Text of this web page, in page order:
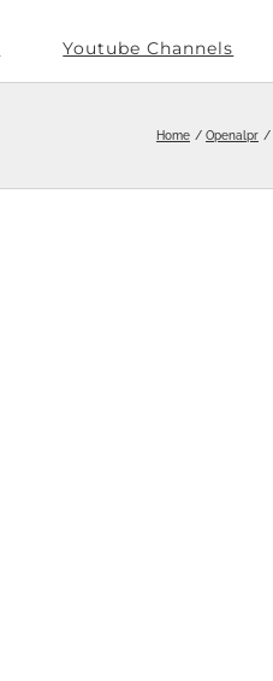
Youtube Channels
Home Openalpr